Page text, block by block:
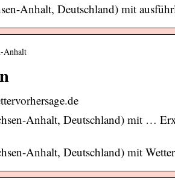
Anhalt, Deutschland) mit
Anhalt
Anhalt, Deutschland) mit …
Anhalt, Deutschland) mit